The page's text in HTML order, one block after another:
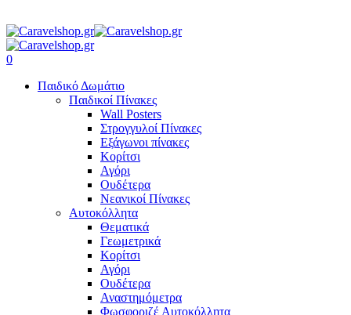
search
account
0
Παιδικό Δωμάτιο
Παιδικοί Πίνακες
Wall Posters
Στρογγυλοί Πίνακες
Εξάγωνοι πίνακες
Κορίτσι
Αγόρι
Ουδέτερα
Νεανικοί Πίνακες
Αυτοκόλλητα
Θεματικά
Γεωμετρικά
Κορίτσι
Αγόρι
Ουδέτερα
Αναστημόμετρα
Φωσφοριζέ Αυτοκόλλητα